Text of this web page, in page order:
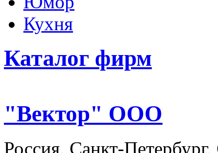
Кухня
Каталог фирм
"Вектор" ООО
Россия, Санкт-